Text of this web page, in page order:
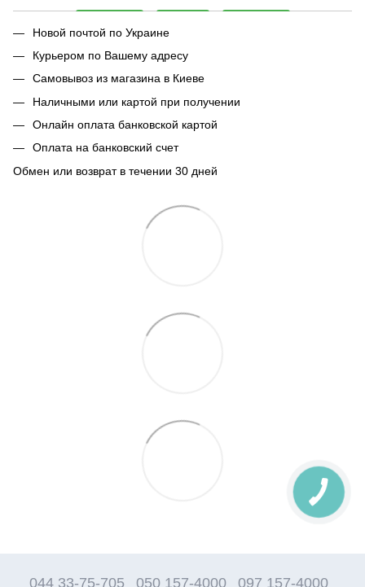
Новой почтой по Украине
Курьером по Вашему адресу
Самовывоз из магазина в Киеве
Наличными или картой при получении
Онлайн оплата банковской картой
Оплата на банковский счет
Обмен или возврат в течении 30 дней
044 33-75-705 050 157-4000 097 157-4000